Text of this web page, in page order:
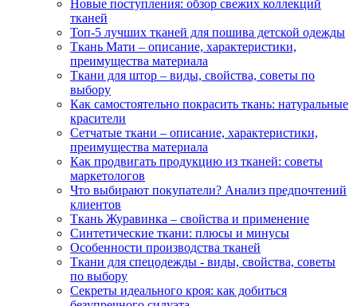
Новые поступления: обзор свежих коллекций
тканей
Топ-5 лучших тканей для пошива детской одежды
Ткань Мати – описание, характеристики,
преимущества материала
Ткани для штор – виды, свойства, советы по
выбору
Как самостоятельно покрасить ткань: натуральные
красители
Сетчатые ткани – описание, характеристики,
преимущества материала
Как продвигать продукцию из тканей: советы
маркетологов
Что выбирают покупатели? Анализ предпочтений
клиентов
Ткань Журавинка – свойства и применение
Синтетические ткани: плюсы и минусы
Особенности производства тканей
Ткани для спецодежды - виды, свойства, советы
по выбору
Секреты идеального кроя: как добиться